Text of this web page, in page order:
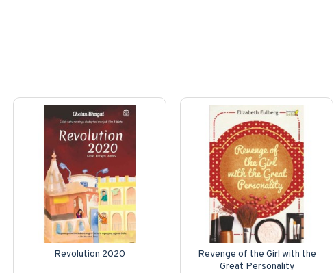
Revolution 2020
Revenge of the Girl with the
Great Personality